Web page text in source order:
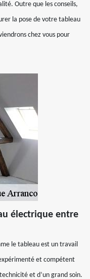
Outre que les conseils,
la pose de votre tableau
chez vous pour
électrique entre
le tableau est un travail
et compétent
et d’un grand soin.